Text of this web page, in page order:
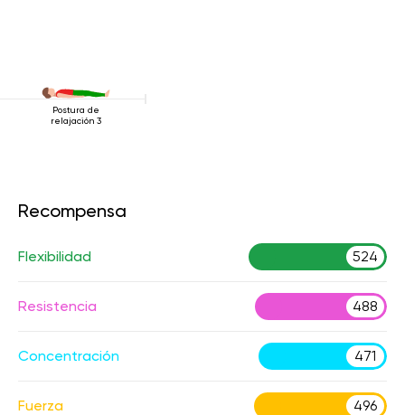
Postura de
relajación 3
Recompensa
Flexibilidad 524
Resistencia 488
Concentración 471
Fuerza 496